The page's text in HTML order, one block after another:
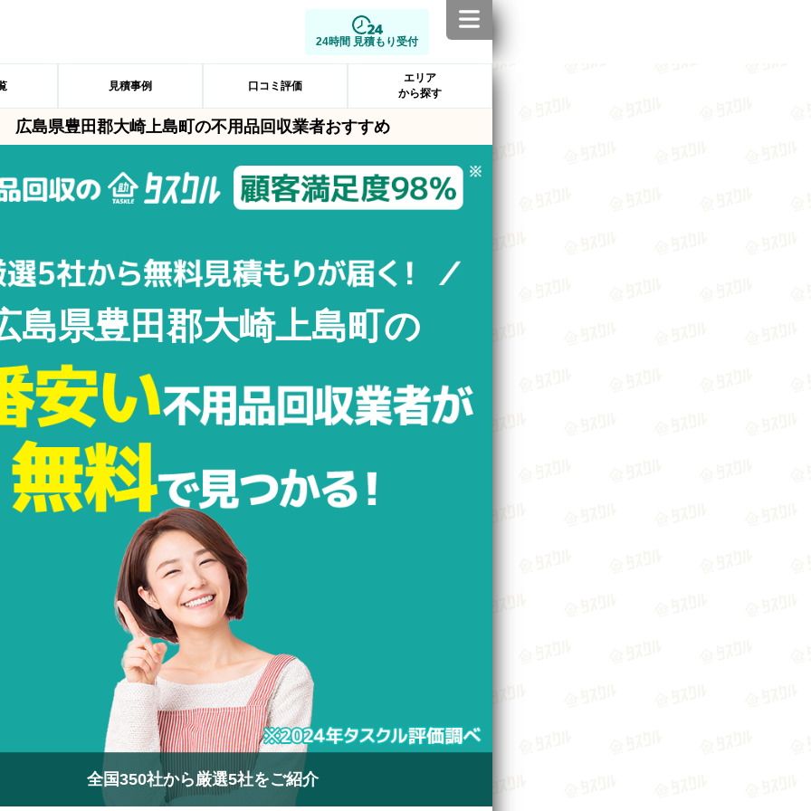
24時間 見積もり受付
見積事例 口コミ評価
エリア
から探す
広島県豊田郡大崎上島町の不用品回収業者おすすめ
島県豊田郡大崎上島町の
全国350社から厳選5社をご紹介